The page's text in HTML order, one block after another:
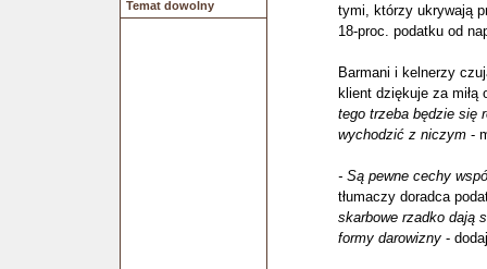
Temat dowolny
tymi, którzy ukrywają
18-proc. podatku od
Barmani i kelnerzy
klient dziękuje za miłą
tego trzeba będzie się
wychodzić z niczym -
- Są pewne cechy
tłumaczy doradca
skarbowe rzadko dają
formy darowizny -